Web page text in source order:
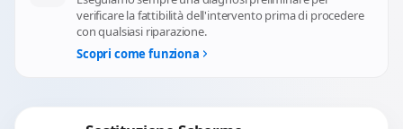
verificare la fattibilità dell'intervento prima di procedere
con qualsiasi riparazione.
Scopri come funziona